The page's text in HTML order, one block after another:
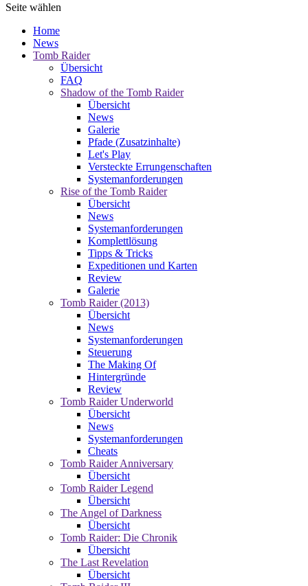
Seite wählen
Home
News
Tomb Raider
Übersicht
FAQ
Shadow of the Tomb Raider
Übersicht
News
Galerie
Pfade (Zusatzinhalte)
Let's Play
Versteckte Errungenschaften
Systemanforderungen
Rise of the Tomb Raider
Übersicht
News
Systemanforderungen
Komplettlösung
Tipps & Tricks
Expeditionen und Karten
Review
Galerie
Tomb Raider (2013)
Übersicht
News
Systemanforderungen
Steuerung
The Making Of
Hintergründe
Review
Tomb Raider Underworld
Übersicht
News
Systemanforderungen
Cheats
Tomb Raider Anniversary
Übersicht
Tomb Raider Legend
Übersicht
The Angel of Darkness
Übersicht
Tomb Raider: Die Chronik
Übersicht
The Last Revelation
Übersicht